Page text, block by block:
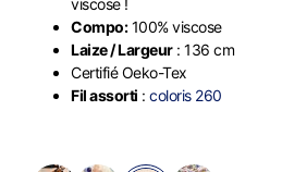
Compo:100% viscose
Laize / Largeur: 136 cm
Certifié Oeko-Tex
Fil assorti : coloris 260